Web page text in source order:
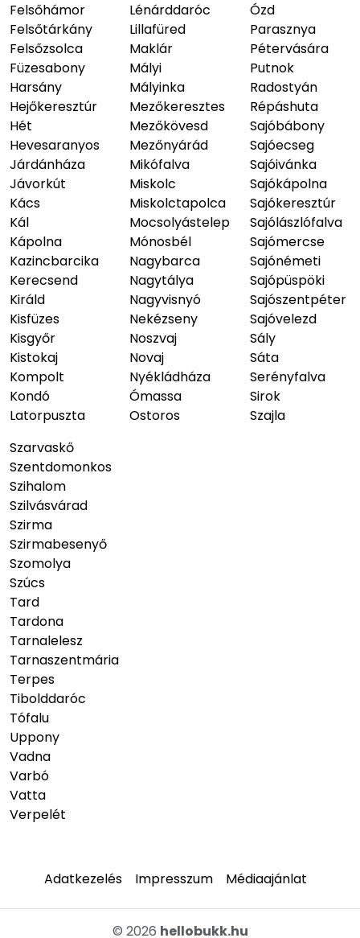
Felsőhámor
Felsőtárkány
Felsőzsolca
Füzesabony
Harsány
Hejőkeresztúr
Hét
Hevesaranyos
Járdánháza
Jávorkút
Kács
Kál
Kápolna
Kazincbarcika
Kerecsend
Királd
Kisfüzes
Kisgyőr
Kistokaj
Kompolt
Kondó
Latorpuszta
Lénárddaróc
Lillafüred
Maklár
Mályi
Mályinka
Mezőkeresztes
Mezőkövesd
Mezőnyárád
Mikófalva
Miskolc
Miskolctapolca
Mocsolyástelep
Mónosbél
Nagybarca
Nagytálya
Nagyvisnyó
Nekézseny
Noszvaj
Novaj
Nyékládháza
Ómassa
Ostoros
Ózd
Parasznya
Pétervására
Putnok
Radostyán
Répáshuta
Sajóbábony
Sajóecseg
Sajóivánka
Sajókápolna
Sajókeresztúr
Sajólászlófalva
Sajómercse
Sajónémeti
Sajópüspöki
Sajószentpéter
Sajóvelezd
Sály
Sáta
Serényfalva
Sirok
Szajla
Szarvaskő
Szentdomonkos
Szihalom
Szilvásvárad
Szirma
Szirmabesenyő
Szomolya
Szúcs
Tard
Tardona
Tarnalelesz
Tarnaszentmária
Terpes
Tibolddaróc
Tófalu
Uppony
Vadna
Varbó
Vatta
Verpelét
Adatkezelés Impresszum Médiaajánlat
© 2026 hellobukk.hu